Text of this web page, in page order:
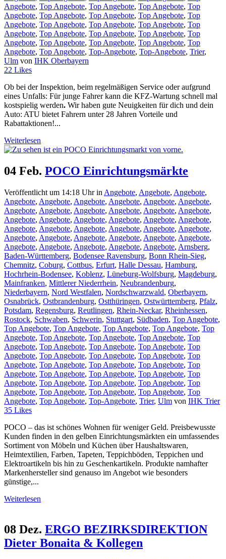
Angebote, Top Angebote, Top Angebote, Top Angebote, Top
Angebote, Top Angebote, Top Angebote, Top Angebote, Top
Angebote, Top Angebote, Top Angebote, Top Angebote, Top
Angebote, Top Angebote, Top Angebote, Top Angebote, Top
Angebote, Top Angebote, Top Angebote, Top Angebote, Top
Angebote, Top Angebote, Top-Angebote, Top-Angebote, Trier,
Ulm von IHK Oberbayern
22 Likes
Ob bei der Inspektion, beim regelmäßigen Service oder aufgrund
eines Unfalls: Für junge Fahrer kann die KFZ-Wartung schnell mal
kostspielig werden. Wir haben gute Neuigkeiten für dich und dein
Auto: ATU bietet Fahrern unter 28 Jahren Vorteile und
Rabattaktionen!...
Weiterlesen
04 Feb. POCO Einrichtungsmärkte
Veröffentlicht um 14:18 Uhrin Angebote, Angebote, Angebote,
Angebote, Angebote, Angebote, Angebote, Angebote, Angebote,
Angebote, Angebote, Angebote, Angebote, Angebote, Angebote,
Angebote, Angebote, Angebote, Angebote, Angebote, Angebote,
Angebote, Angebote, Angebote, Angebote, Angebote, Angebote,
Angebote, Angebote, Angebote, Angebote, Angebote, Angebote,
Angebote, Angebote, Angebote, Angebote, Angebote, Arnsberg,
Baden-Württemberg, Bodensee Ravensburg, Bonn Rhein-Sieg,
Chemnitz, Coburg, Cottbus, Erfurt, Halle Dessau, Hamburg,
Hochrhein-Bodensee, Koblenz, Lüneburg-Wolfsburg, Magdeburg,
Mainfranken, Mittlerer Niederrhein, Neubrandenburg,
Niederbayern, Nord Westfalen, Nordschwarzwald, Oberbayern,
Osnabrück, Ostbrandenburg, Ostthüringen, Ostwürttemberg, Pfalz,
Potsdam, Regensburg, Reutlingen, Rhein-Neckar, Rheinhessen,
Rostock, Schwaben, Schwerin, Stuttgart, Südbaden, Top Angebote,
Top Angebote, Top Angebote, Top Angebote, Top Angebote, Top
Angebote, Top Angebote, Top Angebote, Top Angebote, Top
Angebote, Top Angebote, Top Angebote, Top Angebote, Top
Angebote, Top Angebote, Top Angebote, Top Angebote, Top
Angebote, Top Angebote, Top Angebote, Top Angebote, Top
Angebote, Top Angebote, Top Angebote, Top Angebote, Top
Angebote, Top Angebote, Top Angebote, Top Angebote, Top
Angebote, Top Angebote, Top Angebote, Top Angebote, Top
Angebote, Top Angebote, Top-Angebote, Trier, Ulm von IHK Trier
35 Likes
POCO – das ist schönes Wohnen für weniger Geld. Preisbewusste
Kunden finden in den gelben Einrichtungsmärkten ein umfassendes
Sortiment von Möbeln und Küchen über Haushaltswaren,
Heimtextilien, Farben, Tapeten, Teppichböden, Teppichen und
Elektroartikeln bis hin zu Geschenkartikeln. Produkte namhafter
Markenhersteller sind genauso im Angebot wie besonders
günstige,...
Weiterlesen
08 Dez. ERGO BEZIRKSDIREKTION
Dieter Bonaita & Kollegen